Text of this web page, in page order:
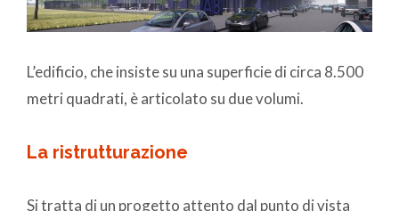
L’edificio, che insiste su una superficie di circa 8.500
metri quadrati, è articolato su due volumi.
La ristrutturazione
Si tratta di un progetto attento dal punto di vista